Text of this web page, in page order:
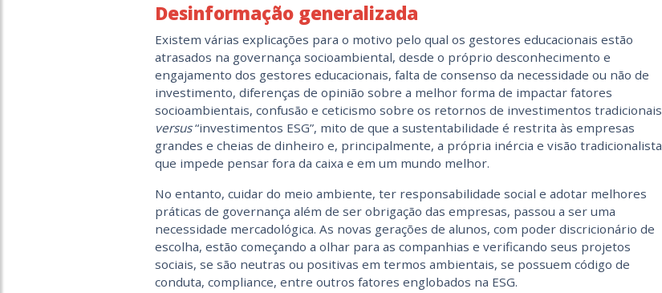
Desinformação generalizada
Existem várias explicações para o motivo pelo qual os gestores educacionais estão
atrasados na governança socioambiental, desde o próprio desconhecimento e
engajamento dos gestores educacionais, falta de consenso da necessidade ou não de
investimento, diferenças de opinião sobre a melhor forma de impactar fatores
socioambientais, confusão e ceticismo sobre os retornos de investimentos tradicionais
versus“investimentos ESG”, mito de que a sustentabilidade é restrita às empresas
grandes e cheias de dinheiro e, principalmente, a própria inércia e visão tradicionalista
que impede pensar fora da caixa e em um mundo melhor.
No entanto, cuidar do meio ambiente, ter responsabilidade social e adotar melhores
práticas de governança além de ser obrigação das empresas, passou a ser uma
necessidade mercadológica. As novas gerações de alunos, com poder discricionário de
escolha, estão começando a olhar para as companhias e verificando seus projetos
sociais, se são neutras ou positivas em termos ambientais, se possuem código de
conduta, compliance, entre outros fatores englobados na ESG.